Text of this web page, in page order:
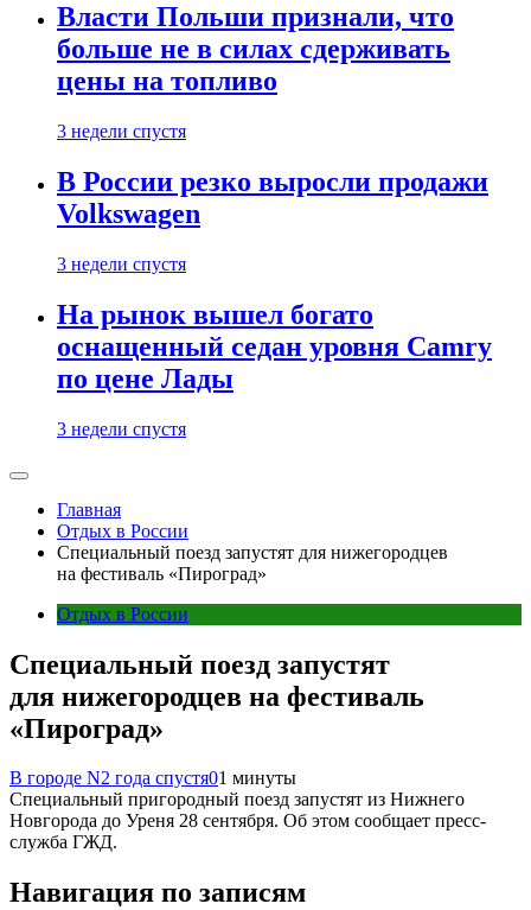
Власти Польши признали, что
больше не в силах сдерживать
цены на топливо
3 недели спустя
В России резко выросли продажи
Volkswagen
3 недели спустя
На рынок вышел богато
оснащенный седан уровня Camry
по цене Лады
3 недели спустя
Главная
Отдых в России
Специальный поезд запустят для нижегородцев
на фестиваль «Пироград»
Отдых в России
Специальный поезд запустят
для нижегородцев на фестиваль
«Пироград»
В городе N2 года спустя01 минуты
Специальный пригородный поезд запустят из Нижнего
Новгорода до Уреня 28 сентября. Об этом сообщает пресс-
служба ГЖД.
Навигация по записям